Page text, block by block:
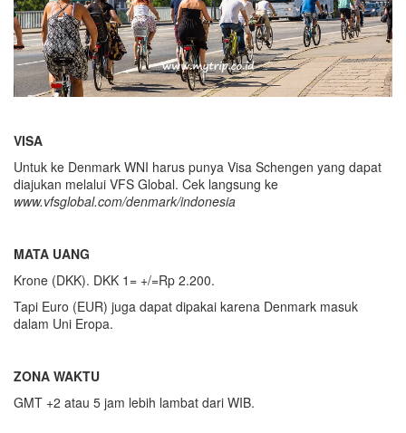
VISA
Untuk ke Denmark WNI harus punya Visa Schengen yang dapat
diajukan melalui VFS Global. Cek langsung ke
www.vfsglobal.com/denmark/indonesia
MATA UANG
Krone (DKK). DKK 1= +/=Rp 2.200.
Tapi Euro (EUR) juga dapat dipakai karena Denmark masuk
dalam Uni Eropa.
ZONA WAKTU
GMT +2 atau 5 jam lebih lambat dari WIB.